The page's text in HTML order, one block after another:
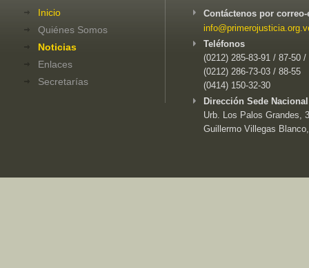
Inicio
Quiénes Somos
Noticias
Enlaces
Secretarías
Contáctenos por
Teléfonos
(0212) 285-83-91 / 87-50 /
(0212) 286-73-03 / 88-55
(0414) 150-32-30
Dirección Sede
Urb. Los Palos Grandes,
Guillermo Villegas